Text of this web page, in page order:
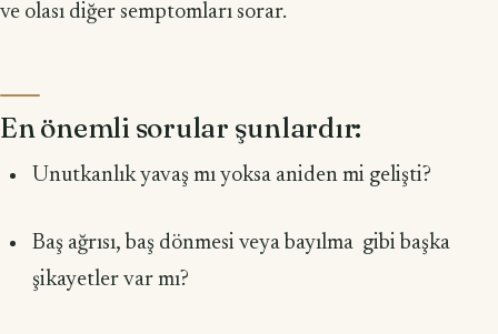
ve olası diğer semptomları sorar.
En önemli sorular şunlardır:
Unutkanlık yavaş mı yoksa aniden mi gelişti?
Baş ağrısı, baş dönmesi veya bayılma gibi başka
şikayetler var mı?